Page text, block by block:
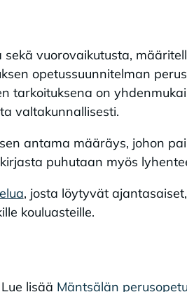
vuorovaikutusta,
opetussuunnitelman
tarkoituksena on
valtakunnallisesti.
antama määräys, johon
puhutaan myös
, josta löytyvät
kouluasteille.
Lue lisää Mäntsälän